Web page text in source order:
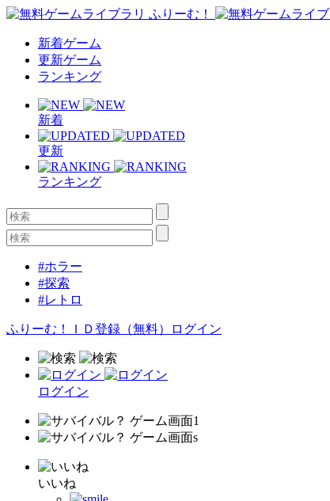
新着ゲーム
更新ゲーム
ランキング
新着
更新
ランキング
#ホラー
#探索
#レトロ
ふりーむ！ＩＤ登録（無料） ログイン
ログイン
いいね